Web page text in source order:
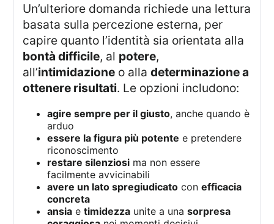
Un’ulteriore domanda richiede una lettura
basata sulla percezione esterna, per
capire quanto l’identità sia orientata alla
bontà difficile, al potere,
all’intimidazione o alladeterminazione a
ottenere risultati. Le opzioni includono:
agire sempre per il giusto, anche quando è
arduo
essere la figura più potente e pretendere
riconoscimento
restare silenziosi ma non essere
facilmente avvicinabili
avere un lato spregiudicato conefficacia
concreta
ansia etimidezza unite a unasorpresa